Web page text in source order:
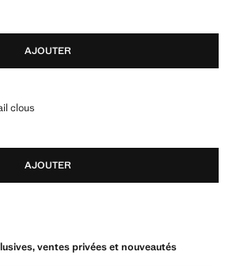
AJOUTER
clousDÉTAIL CLOUS
AJOUTER
ventes privées et nouveautés